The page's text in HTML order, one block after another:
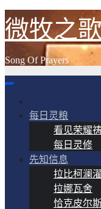
跳
至
容
微牧之歌
Song Of Prayers
每日灵粮
看见荣耀
每日灵修
先知信息
拉比柯澜濯
拉娜瓦舍
恰克皮尔